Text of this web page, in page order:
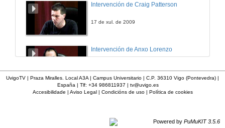
Intervención de Craig Patterson
17 de xul. de 2009
Intervención de Anxo Lorenzo
Intervención de Maria Xosé
UvigoTV | Praza Miralles. Local A3A | Campus Universitario | C.P. 36310 Vigo (Pontevedra) |
España | Tlf: +34 986811937 | tv@uvigo.es
Accesibilidade | Aviso Legal| Condicións de uso| Política de cookies
Powered by PuMuKIT 3.5.6